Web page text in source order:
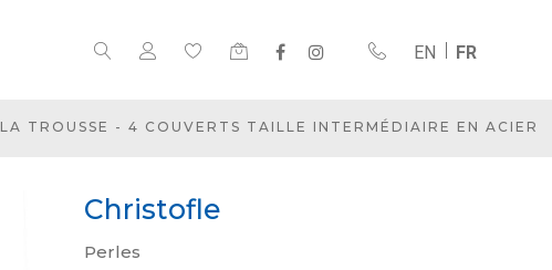
EN FR
LA TROUSSE - 4 COUVERTS TAILLE INTERMÉDIAIRE EN ACIER
Christofle
Perles